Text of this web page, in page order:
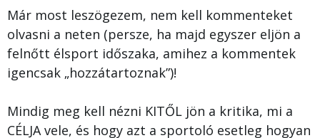
Már most leszögezem, nem kell kommenteket
olvasni a neten (persze, ha majd egyszer eljön a
felnőtt élsport időszaka, amihez a kommentek
igencsak „hozzátartoznak”)!
Mindig meg kell nézni KITŐL jön a kritika, mi a
CÉLJA vele, és hogy azt a sportoló esetleg hogyan